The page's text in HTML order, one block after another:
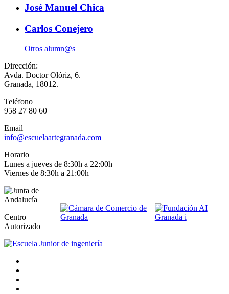
José Manuel Chica
Carlos Conejero
Otros alumn@s
Dirección:
Avda. Doctor Olóriz, 6.
Granada, 18012.
Teléfono
958 27 80 60
Email
info@escuelaartegranada.com
Horario
Lunes a jueves de 8:30h a 22:00h
Viernes de 8:30h a 21:00h
Centro
Autorizado